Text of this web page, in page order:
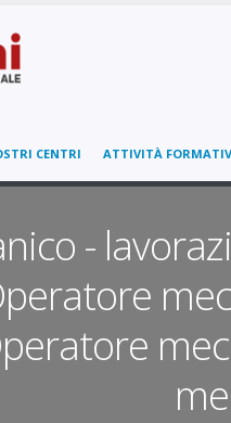
CENTRI ATTIVITÀ
-